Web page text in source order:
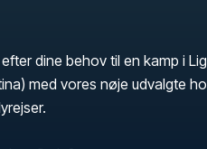
dine behov til en kamp i
med vores nøje udvalgte